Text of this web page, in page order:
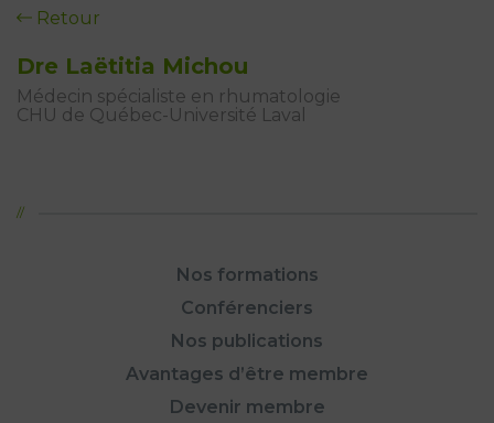
Retour
Dre Laëtitia Michou
Médecin spécialiste en rhumatologie
CHU de Québec-Université Laval
Nos formations
Conférenciers
Nos publications
Avantages d’être membre
Devenir membre